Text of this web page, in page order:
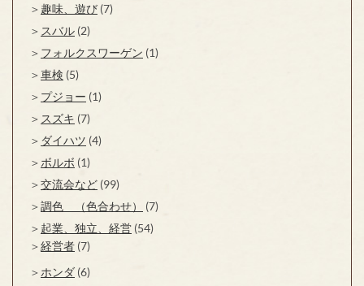
趣味、遊び (7)
スバル (2)
フォルクスワーゲン (1)
車検 (5)
プジョー (1)
スズキ (7)
ダイハツ (4)
ボルボ (1)
交流会など (99)
調色 （色合わせ）
(7)
起業、独立、経営 (54)
経営者 (7)
ホンダ (6)